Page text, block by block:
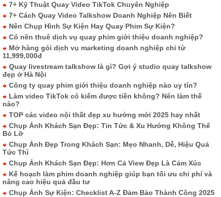
7+ Kỹ Thuật Quay Video TikTok Chuyên Nghiệp
7+ Cách Quay Video Talkshow Doanh Nghiệp Nên Biết
Nên Chụp Hình Sự Kiện Hay Quay Phim Sự Kiện?
Có nên thuê dịch vụ quay phim giới thiệu doanh nghiệp?
Mở hàng gói dịch vụ marketing doanh nghiệp chỉ từ
11,999,000đ
Quay livestream talkshow là gì? Gợi ý studio quay talkshow
đẹp ở Hà Nội
Công ty quay phim giới thiệu doanh nghiệp nào uy tín?
Làm video TikTok có kiếm được tiền không? Nên làm thế
nào?
TOP các video nội thất đẹp xu hướng mới 2025 hay nhất
Chụp Ảnh Khách Sạn Đẹp: Tin Tức & Xu Hướng Không Thể
Bỏ Lỡ
Chụp Ảnh Đẹp Trong Khách Sạn: Mẹo Nhanh, Dễ, Hiệu Quả
Tức Thì
Chụp Ảnh Khách Sạn Đẹp: Hơn Cả View Đẹp Là Cảm Xúc
Kế hoạch làm phim doanh nghiệp giúp bạn tối ưu chi phí và
nâng cao hiệu quả đầu tư
Chụp Ảnh Sự Kiện: Checklist A-Z Đảm Bảo Thành Công 2025